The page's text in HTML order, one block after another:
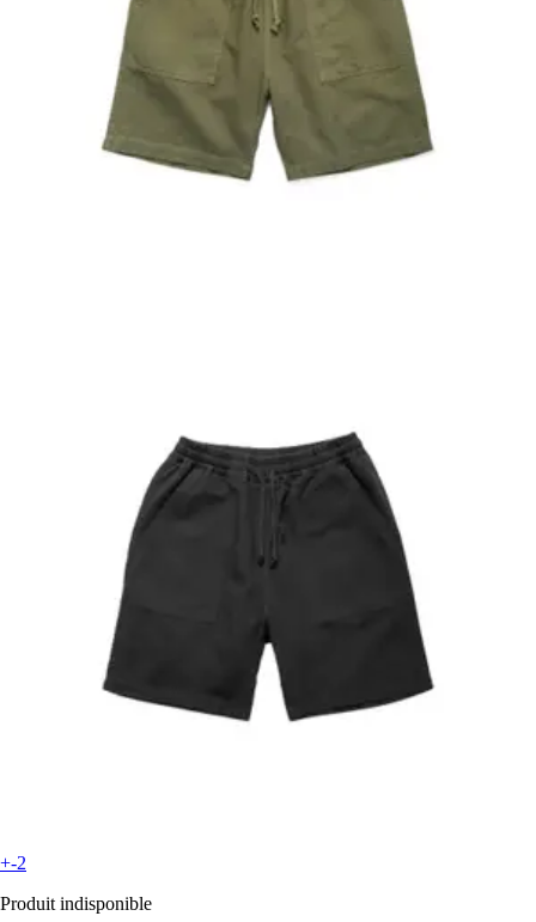
+-2
Produit indisponible